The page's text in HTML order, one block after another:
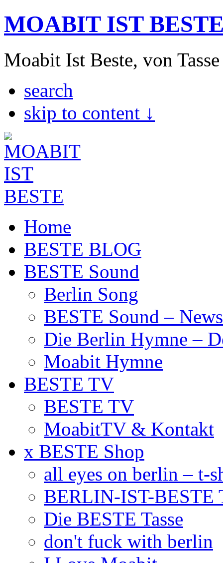
MOABIT IST
Moabit Ist Beste, von
search
skip to content ↓
Home
BESTE BLOG
BESTE Sound
Berlin Song
BESTE Sound –
Die Berlin Hymne –
Moabit Hymne
BESTE TV
BESTE TV
MoabitTV & Kontakt
x BESTE Shop
all eyes on berlin – t-
BERLIN-IST-BESTE
Die BESTE Tasse
don't fuck with berlin